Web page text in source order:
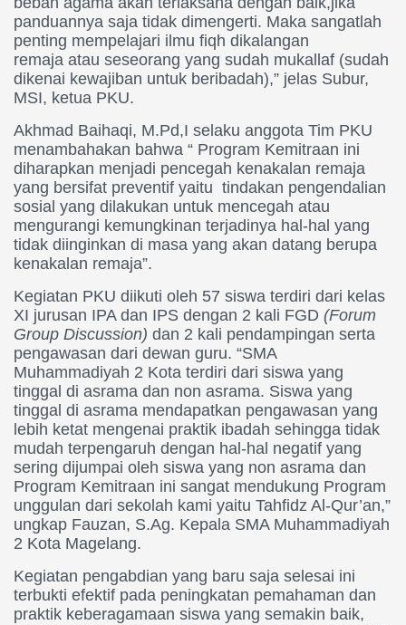
panduannya saja tidak dimengerti. Maka sangatlah
penting mempelajari ilmu fiqh dikalangan
remaja atau seseorang yang sudah mukallaf (sudah
dikenai kewajiban untuk beribadah),” jelas Subur,
MSI, ketua PKU.
Akhmad Baihaqi, M.Pd,I selaku anggota Tim PKU
menambahakan bahwa “ Program Kemitraan ini
diharapkan menjadi pencegah kenakalan remaja
yang bersifat preventif yaitu tindakan pengendalian
sosial yang dilakukan untuk mencegah atau
mengurangi kemungkinan terjadinya hal-hal yang
tidak diinginkan di masa yang akan datang berupa
kenakalan remaja”.
Kegiatan PKU diikuti oleh 57 siswa terdiri dari kelas
XI jurusan IPA dan IPS dengan 2 kali FGD (Forum
Group Discussion) dan 2 kali pendampingan serta
pengawasan dari dewan guru. “SMA
Muhammadiyah 2 Kota terdiri dari siswa yang
tinggal di asrama dan non asrama. Siswa yang
tinggal di asrama mendapatkan pengawasan yang
lebih ketat mengenai praktik ibadah sehingga tidak
mudah terpengaruh dengan hal-hal negatif yang
sering dijumpai oleh siswa yang non asrama dan
Program Kemitraan ini sangat mendukung Program
unggulan dari sekolah kami yaitu Tahfidz Al-Qur’an,”
ungkap Fauzan, S.Ag. Kepala SMA Muhammadiyah
2 Kota Magelang.
Kegiatan pengabdian yang baru saja selesai ini
terbukti efektif pada peningkatan pemahaman dan
praktik keberagamaan siswa yang semakin baik,